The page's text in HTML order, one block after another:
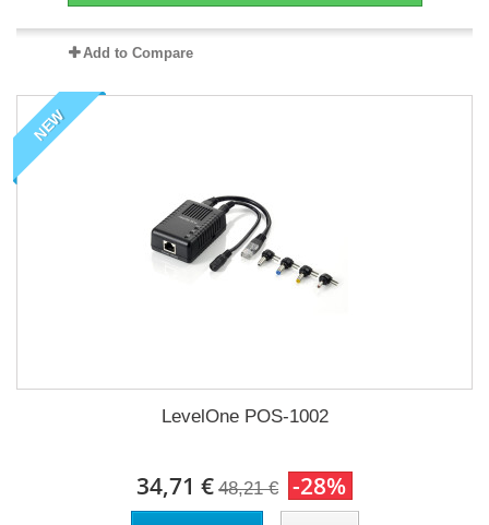
Add to Compare
NEW
LevelOne POS-1002
34,71 € 48,21 € -28%